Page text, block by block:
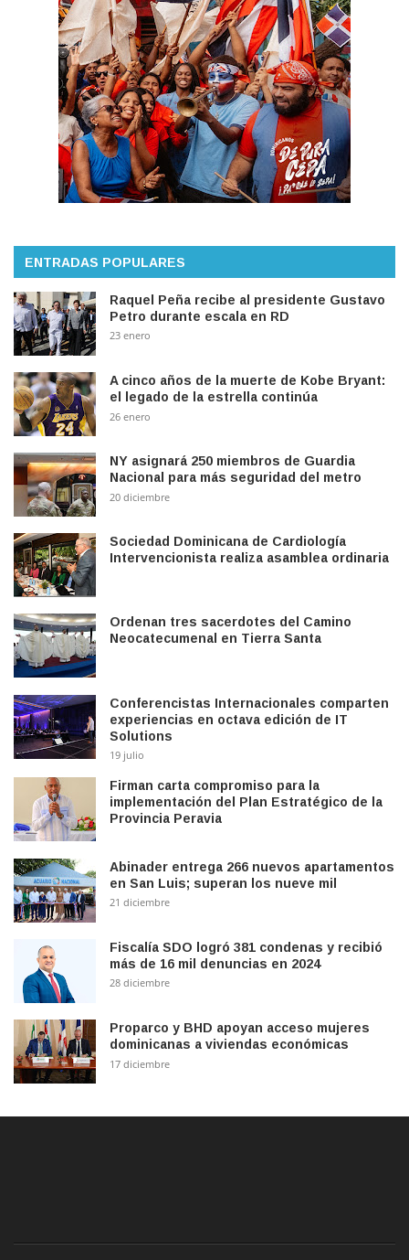
ENTRADAS POPULARES
Raquel Peña recibe al presidente Gustavo
Petro durante escala en RD
23 enero
A cinco años de la muerte de Kobe Bryant:
el legado de la estrella continúa
26 enero
NY asignará 250 miembros de Guardia
Nacional para más seguridad del metro
20 diciembre
Sociedad Dominicana de Cardiología
Intervencionista realiza asamblea ordinaria
Ordenan tres sacerdotes del Camino
Neocatecumenal en Tierra Santa
Conferencistas Internacionales comparten
experiencias en octava edición de IT
Solutions
19 julio
Firman carta compromiso para la
implementación del Plan Estratégico de la
Provincia Peravia
Abinader entrega 266 nuevos apartamentos
en San Luis; superan los nueve mil
21 diciembre
Fiscalía SDO logró 381 condenas y recibió
más de 16 mil denuncias en 2024
28 diciembre
Proparco y BHD apoyan acceso mujeres
dominicanas a viviendas económicas
17 diciembre